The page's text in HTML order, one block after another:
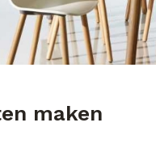
maken